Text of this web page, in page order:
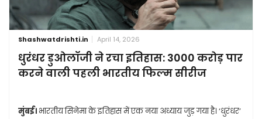
Shashwatdrishti.in April 14, 2026
धुरंधर डुओलॉजी ने रचा इतिहास: 3000 करोड़ पार
करने वाली पहली भारतीय फिल्म सीरीज
मुंबई। भारतीय सिनेमा के इतिहास में एक नया अध्याय जुड़ गया है। ‘धुरंधर’